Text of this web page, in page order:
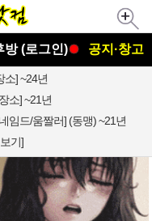
방 (로그인) 공지·창고
소] ~24년
소] ~21년
임드/움짤러] (동맹) ~21년
기]